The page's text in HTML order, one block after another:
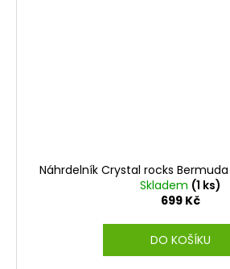
Náhrdelník Crystal rocks Bermuda
Skladem (1 ks)
699 Kč
DO KOŠÍKU